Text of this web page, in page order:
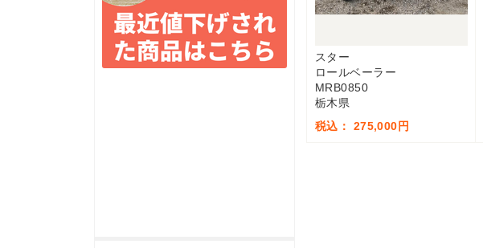
スター
ロールベーラー
MRB0850
栃木県
税込： 275,000円